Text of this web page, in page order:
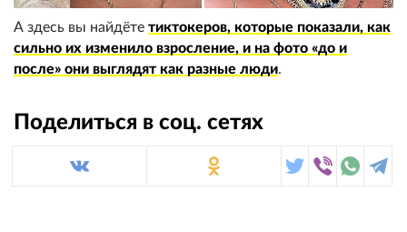
А здесь вы найдёте тиктокеров, которые показали, как
сильно их изменило взросление, и на фото «до и
после» они выглядят как разные люди.
Поделиться в соц. сетях